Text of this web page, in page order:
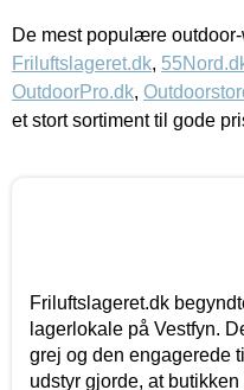
De mest populære
Friluftslageret.dk,
OutdoorPro.dk,
et stort sortiment til gode
Friluftslageret.dk
lagerlokale på Vestfyn.
grej og den engagerede
udstyr gjorde, at